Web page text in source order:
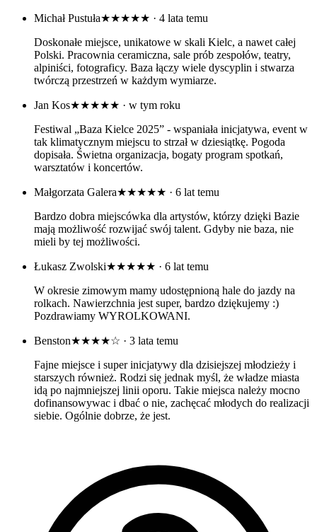
Michał Pustuła★★★★★ · 4 lata temu
Doskonałe miejsce, unikatowe w skali Kielc, a nawet całej
Polski. Pracownia ceramiczna, sale prób zespołów, teatry,
alpiniści, fotograficy. Baza łączy wiele dyscyplin i stwarza
twórczą przestrzeń w każdym wymiarze.
Jan Kos★★★★★ · w tym roku
Festiwal „Baza Kielce 2025” - wspaniała inicjatywa, event w
tak klimatycznym miejscu to strzał w dziesiątkę. Pogoda
dopisała. Świetna organizacja, bogaty program spotkań,
warsztatów i koncertów.
Małgorzata Galera★★★★★ · 6 lat temu
Bardzo dobra miejscówka dla artystów, którzy dzięki Bazie
mają możliwość rozwijać swój talent. Gdyby nie baza, nie
mieli by tej możliwości.
Łukasz Zwolski★★★★★ · 6 lat temu
W okresie zimowym mamy udostępnioną hale do jazdy na
rolkach. Nawierzchnia jest super, bardzo dziękujemy :)
Pozdrawiamy WYROLKOWANI.
Benston★★★★☆ · 3 lata temu
Fajne miejsce i super inicjatywy dla dzisiejszej młodzieży i
starszych również. Rodzi się jednak myśl, że władze miasta
idą po najmniejszej linii oporu. Takie miejsca należy mocno
dofinansowywac i dbać o nie, zachęcać młodych do realizacji
siebie. Ogólnie dobrze, że jest.